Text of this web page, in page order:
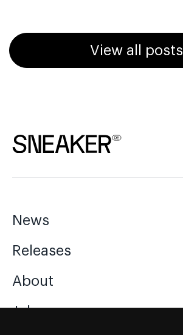
View all posts
News
Releases
About
Jobs